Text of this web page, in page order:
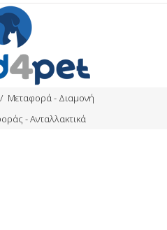
Μεταφορά - Διαμονή
- Ανταλλακτικά